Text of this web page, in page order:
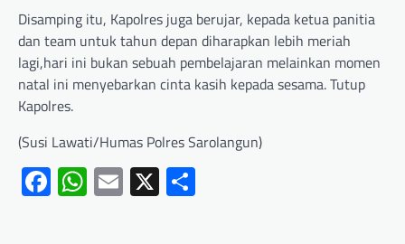
Disamping itu, Kapolres juga berujar, kepada ketua panitia
dan team untuk tahun depan diharapkan lebih meriah
lagi,hari ini bukan sebuah pembelajaran melainkan momen
natal ini menyebarkan cinta kasih kepada sesama. Tutup
Kapolres.
(Susi Lawati/Humas Polres Sarolangun)
Facebook
WhatsApp
Email
X